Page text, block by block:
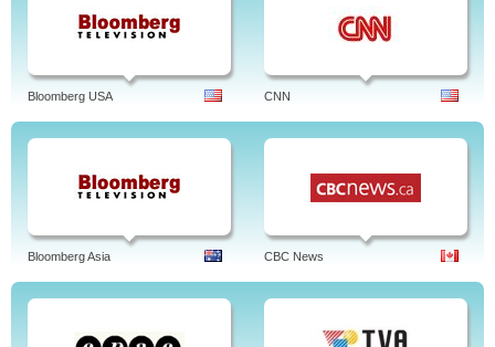
Bloomberg USA CNN
Bloomberg Asia CBC News